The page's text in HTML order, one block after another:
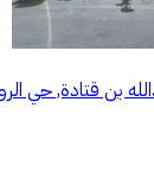
بن قتادة, حي